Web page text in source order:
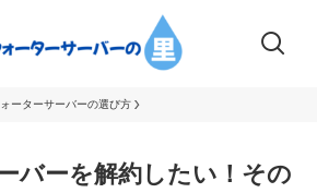
ーターサーバーの選び方
バーを解約したい！その